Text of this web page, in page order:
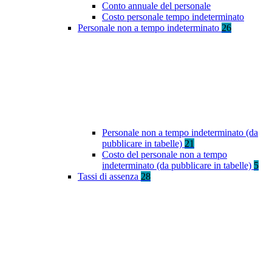
Conto annuale del personale
Costo personale tempo indeterminato
Personale non a tempo indeterminato 26
Personale non a tempo indeterminato (da
pubblicare in tabelle) 21
Costo del personale non a tempo
indeterminato (da pubblicare in tabelle) 5
Tassi di assenza 28